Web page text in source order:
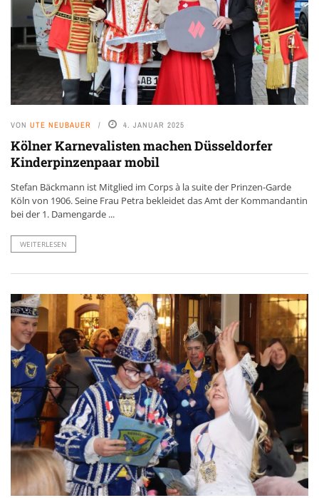
VON UTE NEUBAUER 4. JANUAR 2025
Kölner Karnevalisten machen Düsseldorfer
Kinderpinzenpaar mobil
Stefan Bäckmann ist Mitglied im Corps à la suite der Prinzen-Garde
Köln von 1906. Seine Frau Petra bekleidet das Amt der Kommandantin
bei der 1. Damengarde ...
WEITERLESEN